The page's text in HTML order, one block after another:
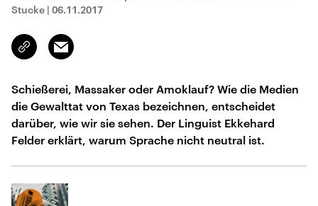
Stucke | 06.11.2017
Link
kopieren/teilen
Email
Schießerei, Massaker oder Amoklauf? Wie die Medien
die Gewalttat von Texas bezeichnen, entscheidet
darüber, wie wir sie sehen. Der Linguist Ekkehard
Felder erklärt, warum Sprache nicht neutral ist.